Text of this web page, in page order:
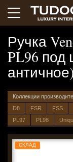
Ручка
PL96 под
античное)
Коллекции
D8
FSR FSS
PL97
PL98
СКЛАД